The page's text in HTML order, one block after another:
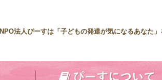
NPO法人ぴーすは「子どもの発達が気になるあなた」